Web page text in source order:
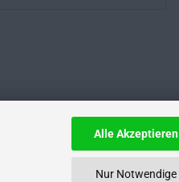
Alle Akzeptieren
Nur Notwendige